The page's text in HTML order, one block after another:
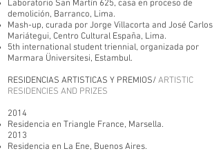
Laboratorio San Martín 625, casa en proceso de
demolición, Barranco, Lima.
Mash-up, curada por Jorge Villacorta and José Carlos
Mariátegui, Centro Cultural España, Lima.
5th international student triennial, organizada por
Marmara Üniversitesi, Estambul.
RESIDENCIAS ARTISTICAS Y PREMIOS/ARTISTIC
RESIDENCIES AND PRIZES
2014
Residencia en Triangle France, Marsella.
2013
Residencia en La Ene, Buenos Aires.